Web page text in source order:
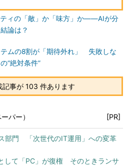
ィの「敵」か「味方」か――AIが分
論は？
ムの8割が「期待外れ」 失敗しな
“絶対条件”
記事が 103 件あります
パー） [PR]
部門 「次世代のIT運用」への変革
して「PC」が復権 そのときランサ